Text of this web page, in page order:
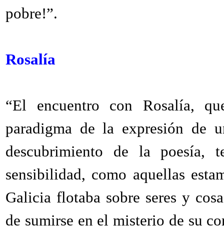
pobre!”.
Rosalía
“El encuentro con Rosalía,
paradigma de la expresión de
descubrimiento de la poesía,
sensibilidad, como aquellas
Galicia flotaba sobre seres y
de sumirse en el misterio de su